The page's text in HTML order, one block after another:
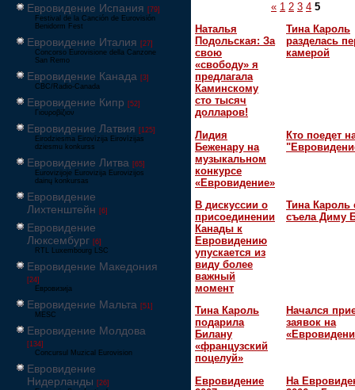
Евровидение Испания [79]
Festival de la Canción de Eurovisión
Benidorm Fest
Евровидение Италия [27]
Concorso Eurovisione della Canzone
San Remo
Евровидение Канада [3]
CBC/Radio-Canada
Евровидение Кипр [52]
Γιουροβίζιον
Евровидение Латвия [125]
Eirodziesma Eirovīzija Eirovīzijas
dziesmu konkurss
Евровидение Литва [65]
Eurovizijoje Eurovizija Eurovizijos
dainų konkursas
Евровидение
Лихтенштейн [6]
Евровидение
Люксембург [6]
RTL Luxembourg LSC
Евровидение Македония
[24]
Евровизија
Евровидение Мальта [51]
MESC
Евровидение Молдова
[134]
Concursul Muzical Eurovision
Евровидение
Нидерланды [26]
« 1 2 3 4 5
Наталья
Подольская: За
свою
«свободу» я
предлагала
Каминскому
сто тысяч
долларов!
Тина Кароль
разделась
камерой
Лидия
Беженару на
музыкальном
конкурсе
«Евровидение»
Кто поедет
В дискуссии о
присоединении
Канады к
Евровидению
упускается из
виду более
важный
момент
Тина Кароль
съела Диму
Тина Кароль
подарила
Билану
«французский
поцелуй»
Начался
заявок на
Евровидение
На